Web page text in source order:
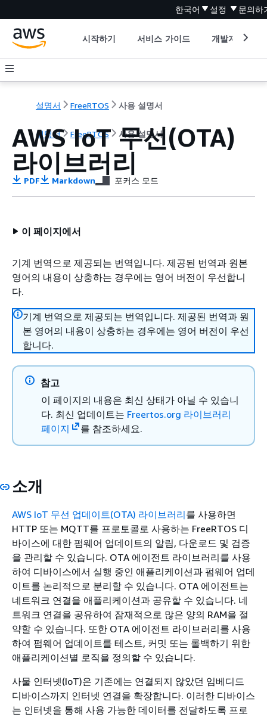
한국어 설정 문의하
시작하기 서비스 가이드 개발자 도구
설명서 FreeRTOS 사용 설명서
설명서 FreeRTOS 사용 설명서
AWS IoT 무선(OTA)
라이브러리
PDF Markdown 포커스 모드
이 페이지에서
기계 번역으로 제공되는 번역입니다. 제공된 번역과 원본
영어의 내용이 상충하는 경우에는 영어 버전이 우선합니
다.
기계 번역으로 제공되는 번역입니다. 제공된 번역과 원
본 영어의 내용이 상충하는 경우에는 영어 버전이 우선
합니다.
참고
이 페이지의 내용은 최신 상태가 아닐 수 있습니
다. 최신 업데이트는 Freertos.org 라이브러리
페이지
를 참조하세요.
소개
AWS IoT 무선 업데이트(OTA) 라이브러리를 사용하면
HTTP 또는 MQTT를 프로토콜로 사용하는 FreeRTOS 디
바이스에 대한 펌웨어 업데이트의 알림, 다운로드 및 검증
을 관리할 수 있습니다. OTA 에이전트 라이브러리를 사용
하여 디바이스에서 실행 중인 애플리케이션과 펌웨어 업데
이트를 논리적으로 분리할 수 있습니다. OTA 에이전트는
네트워크 연결을 애플리케이션과 공유할 수 있습니다. 네
트워크 연결을 공유하여 잠재적으로 많은 양의 RAM을 절
약할 수 있습니다. 또한 OTA 에이전트 라이브러리를 사용
하여 펌웨어 업데이트를 테스트, 커밋 또는 롤백하기 위한
애플리케이션별 로직을 정의할 수 있습니다.
사물 인터넷(IoT)은 기존에는 연결되지 않았던 임베디드
디바이스까지 인터넷 연결을 확장합니다. 이러한 디바이스
는 인터넷을 통해 사용 가능한 데이터를 전달하도록 프로